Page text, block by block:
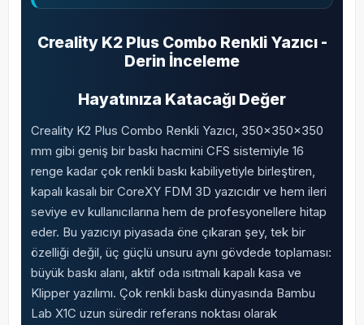
Creality K2 Plus Combo Renkli Yazıcı -
Derin İnceleme
Hayatınıza Katacağı Değer
Creality K2 Plus Combo Renkli Yazıcı, 350x350x350
mm gibi geniş bir baskı hacmini CFS sistemiyle 16
renge kadar çok renkli baskı kabiliyetiyle birleştiren,
kapalı kasalı bir CoreXY FDM 3D yazıcıdır ve hem ileri
seviye ev kullanıcılarına hem de profesyonellere hitap
eder. Bu yazıcıyı piyasada öne çıkaran şey, tek bir
özelliği değil, üç güçlü unsuru aynı gövdede toplaması:
büyük baskı alanı, aktif oda ısıtmalı kapalı kasa ve
Klipper yazılımı. Çok renkli baskı dünyasında Bambu
Lab X1C uzun süredir referans noktası olarak